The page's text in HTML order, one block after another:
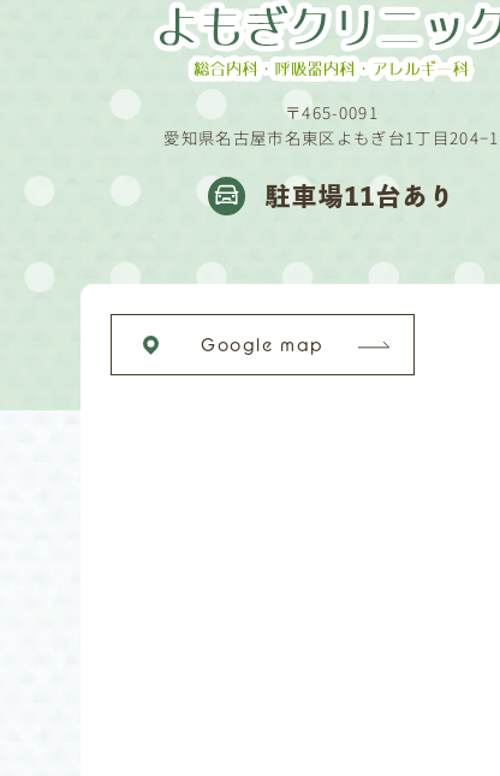
〒465-0091
愛知県名古屋市名東区よもぎ台1丁目204−1
駐車場11台あり
Google map